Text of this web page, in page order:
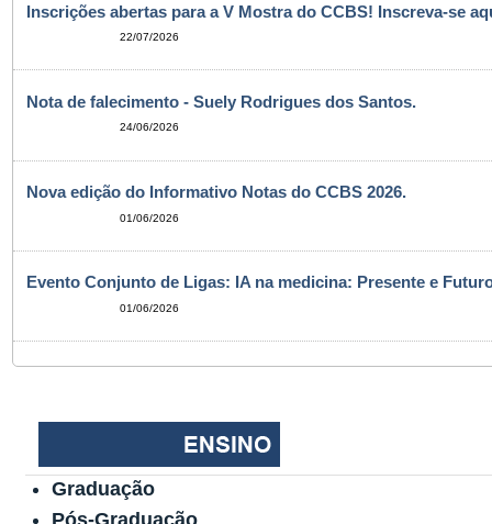
Inscrições abertas para a V Mostra do CCBS! Inscreva-se
22/07/2026
Nota de falecimento - Suely Rodrigues dos Santos.
24/06/2026
Nova edição do Informativo Notas do CCBS 2026.
01/06/2026
Evento Conjunto de Ligas: IA na medicina: Presente e
01/06/2026
Graduação